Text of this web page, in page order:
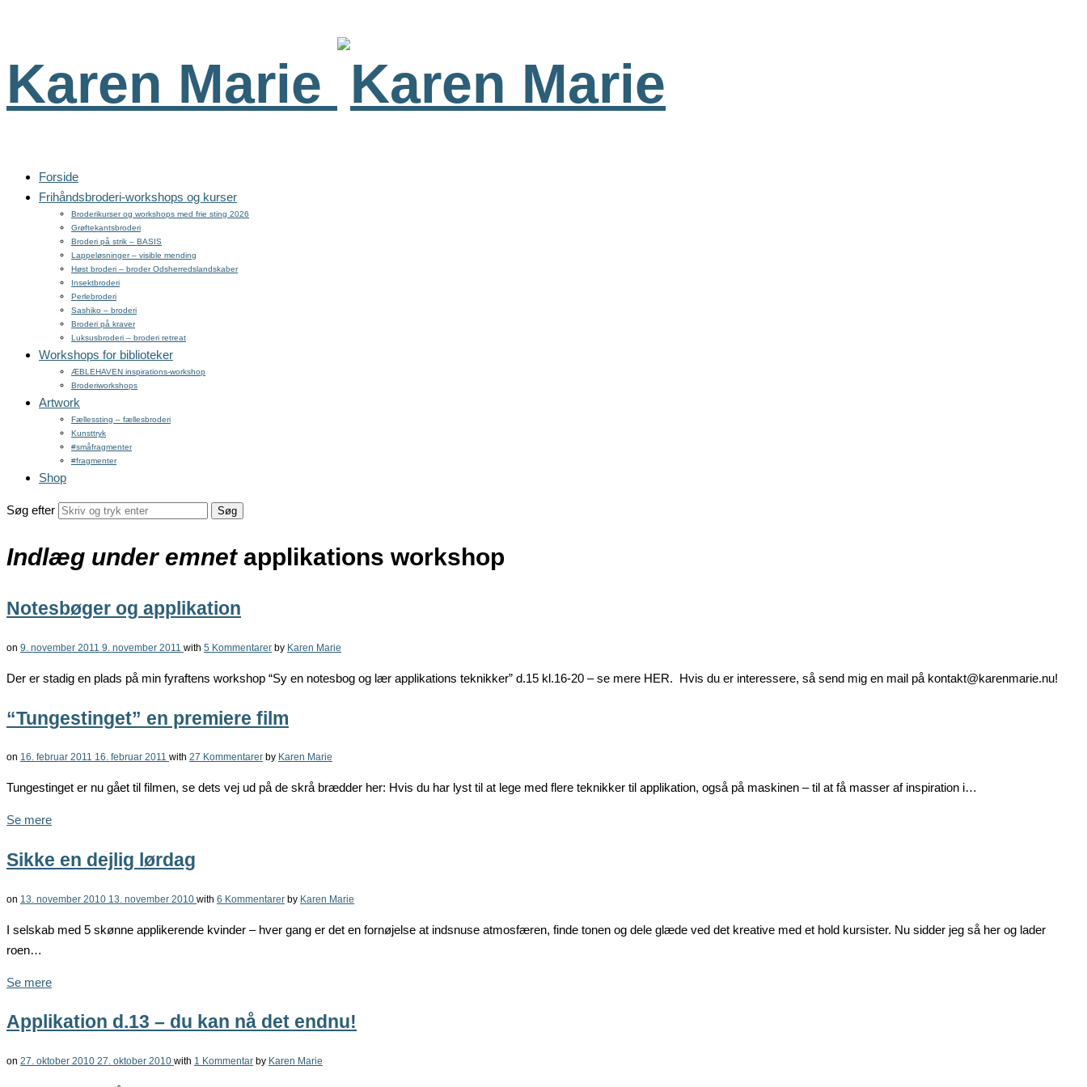
Karen Marie
Forside
Frihåndsbroderi-workshops og kurser
Broderikurser og workshops med frie sting 2026
Grøftekantsbroderi
Broderi på strik – BASIS
Lappeløsninger – visible mending
Høst broderi – broder Odsherredslandskaber
Insektbroderi
Perlebroderi
Sashiko – broderi
Broderi på kraver
Luksusbroderi – broderi retreat
Workshops for biblioteker
ÆBLEHAVEN inspirations-workshop
Broderiworkshops
Artwork
Fællessting – fællesbroderi
Kunsttryk
#småfragmenter
#fragmenter
Shop
Søg efter
Indlæg under emnet applikations workshop
Notesbøger og applikation
on 9. november 2011 9. november 2011 with 5 Kommentarer by Karen Marie
Der er stadig en plads på min fyraftens workshop “Sy en notesbog og lær applikations teknikker” d.15 kl.16-20 – se mere HER. Hvis du er interessere, så send mig en mail på kontakt@karenmarie.nu!
“Tungestinget” en premiere film
on 16. februar 2011 16. februar 2011 with 27 Kommentarer by Karen Marie
Tungestinget er nu gået til filmen, se dets vej ud på de skrå brædder her: Hvis du har lyst til at lege med flere teknikker til applikation, også på maskinen – til at få masser af inspiration i…
Se mere
Sikke en dejlig lørdag
on 13. november 2010 13. november 2010 with 6 Kommentarer by Karen Marie
I selskab med 5 skønne applikerende kvinder – hver gang er det en fornøjelse at indsnuse atmosfæren, finde tonen og dele glæde ved det kreative med et hold kursister. Nu sidder jeg så her og lader
roen…
Se mere
Applikation d.13 – du kan nå det endnu!
on 27. oktober 2010 27. oktober 2010 with 1 Kommentar by Karen Marie